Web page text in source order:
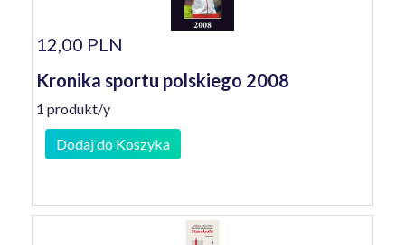
12,00 PLN
Kronika sportu polskiego 2008
1 produkt/y
Dodaj do Koszyka